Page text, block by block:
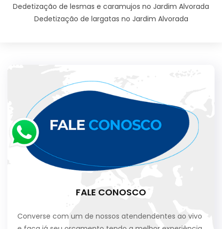
Dedetização de lesmas e caramujos no Jardim Alvorada
Dedetização de largatas no Jardim Alvorada
FALE CONOSCO
Converse com um de nossos atendendentes ao vivo